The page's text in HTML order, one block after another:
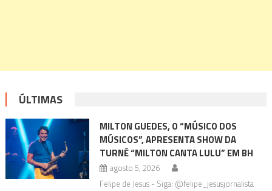
ÚLTIMAS
MILTON GUEDES, O “MÚSICO DOS
MÚSICOS”, APRESENTA SHOW DA
TURNÊ “MILTON CANTA LULU” EM BH
agosto 5, 2026
Felipe de Jesus - Siga: @felipe_jesusjornalista